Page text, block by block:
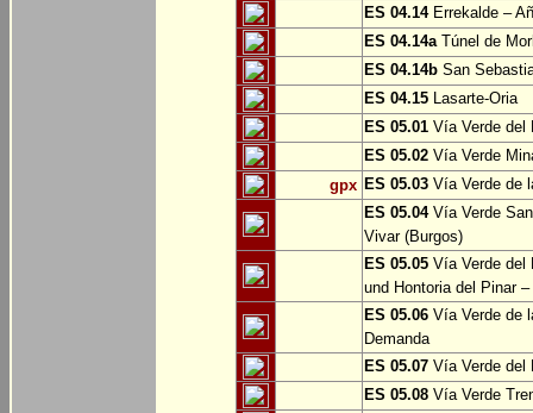
ES 04.14Errekalde –
ES 04.14aTúnel de
ES 04.14b San
ES 04.15 Lasarte-Oria
ES 05.01 Vía Verde del
ES 05.02 Vía Verde
gpx ES 05.03 Vía Verde de
ES 05.04Vía Verde
Vivar (Burgos)
ES 05.05 Vía Verde del
und Hontoria del Pinar
ES 05.06 Vía Verde de
Demanda
ES 05.07 Vía Verde del
ES 05.08 Vía Verde